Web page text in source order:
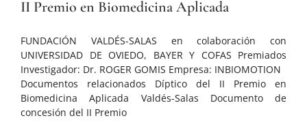
II Premio en Biomedicina Aplicada
FUNDACIÓN VALDÉS-SALAS en colaboración con
UNIVERSIDAD DE OVIEDO, BAYER Y COFAS Premiados
Investigador: Dr. ROGER GOMIS Empresa: INBIOMOTION
Documentos relacionados Díptico del II Premio en
Biomedicina Aplicada Valdés-Salas Documento de
concesión del II Premio